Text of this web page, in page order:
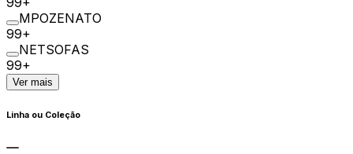
MPOZENATO
99+
NETSOFAS
99+
Ver mais
Linha ou Coleção